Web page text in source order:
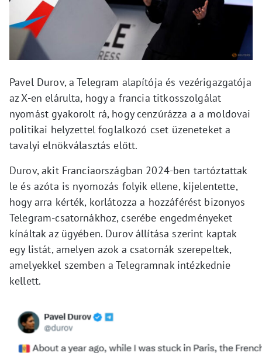
Pavel Durov, a Telegram alapítója és vezérigazgatója
az X-en elárulta, hogy a francia titkosszolgálat
nyomást gyakorolt rá, hogy cenzúrázza a a moldovai
politikai helyzettel foglalkozó cset üzeneteket a
tavalyi elnökválasztás előtt.
Durov, akit Franciaországban 2024-ben tartóztattak
le és azóta is nyomozás folyik ellene, kijelentette,
hogy arra kérték, korlátozza a hozzáférést bizonyos
Telegram-csatornákhoz, cserébe engedményeket
kínáltak az ügyében. Durov állítása szerint kaptak
egy listát, amelyen azok a csatornák szerepeltek,
amelyekkel szemben a Telegramnak intézkednie
kellett.